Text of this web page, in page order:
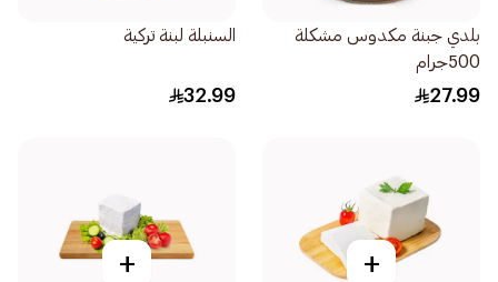
بلدي جبنة مكدوس مشكلة
500جرام
27.99
السنبلة لبنة تركية
32.99
+
+